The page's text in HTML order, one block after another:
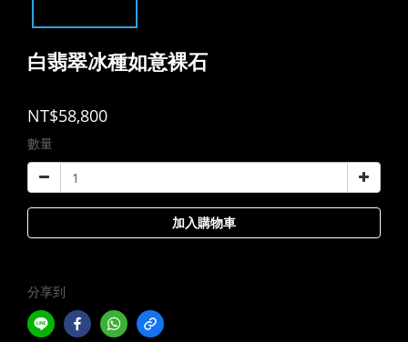
白翡翠冰種如意裸石
NT$58,800
數量
加入購物車
分享到